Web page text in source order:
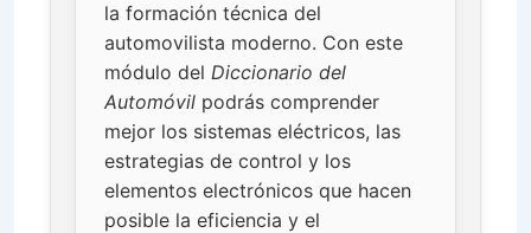
la formación técnica del
automovilista moderno. Con este
módulo del Diccionario del
Automóvil podrás comprender
mejor los sistemas eléctricos, las
estrategias de control y los
elementos electrónicos que hacen
posible la eficiencia y el